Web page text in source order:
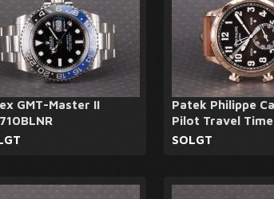
GMT-Master II
Patek Philippe
Pilot Travel
SOLGT